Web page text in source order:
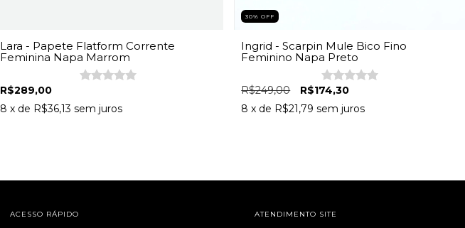
Lara - Papete Flatform Corrente
Feminina Napa Marrom
R$289,00
8 x de R$36,13 sem juros
30% OFF
Ingrid - Scarpin Mule Bico Fino
Feminino Napa Preto
R$249,00
R$174,30
8 x de R$21,79 sem juros
ACESSO RÁPIDO ATENDIMENTO SITE